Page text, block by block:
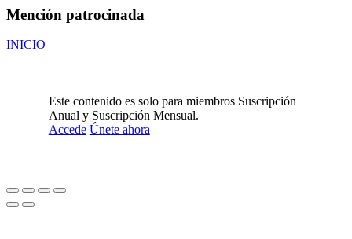
Mención patrocinada
INICIO
Este contenido es solo para miembros Suscripción
Anual y Suscripción Mensual.
Accede Únete ahora